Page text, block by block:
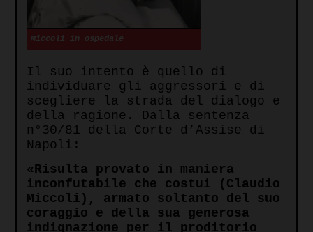
Miccoli in ospedale
Il suo intento è quello di
individuare gli aggressori e di
scegliere la strada del dialogo e
della ragione. Dalla sentenza
n°30/81 della Corte d’Assise di
Napoli:
«Risulta provato in maniera
inconfutabile che costui (Claudio
Miccoli), armato soltanto del suo
coraggio e della sua generosa
indignazione per il proditorio